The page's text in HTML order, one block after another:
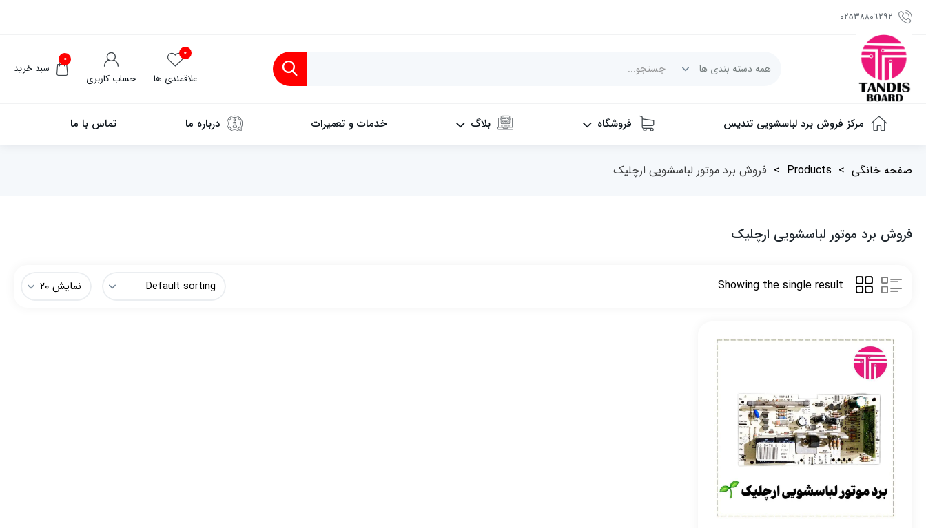
٠٢٥٣٨٨٠٦٢٩٢
۰
سبد خرید
حساب کاربری
۰
علاقمندی ها
مرکز فروش برد لباسشویی تندیس فروشگاه بلاگ خدمات و تعمیرات درباره ما تماس با ما
صفحه خانگی >
Products
> فروش برد موتور لباسشویی ارچلیک
فروش برد موتور لباسشویی ارچلیک
Showing the single result